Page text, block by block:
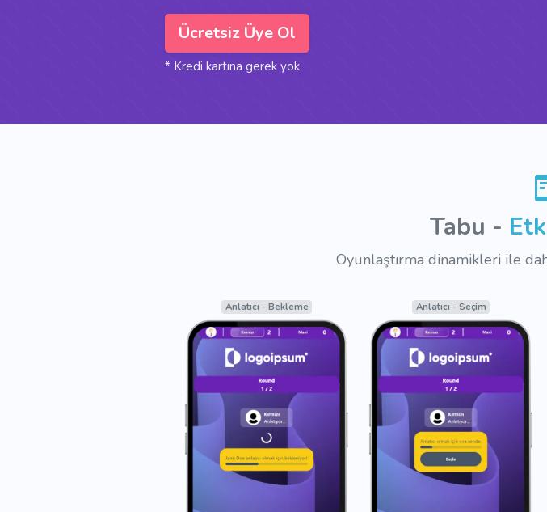
Ücretsiz Üye Ol
* Kredi kartına gerek yok
Tabu -
Oyunlaştırma dinamikleri ile
Moderatör - Bekleme Moderatör - Seçim